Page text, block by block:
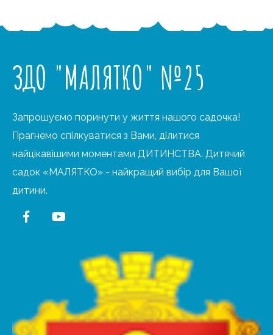
ЗДО "МАЛЯТКО" №25
Запрошуємо поринути у життя нашого садочка!
Прагнемо спілкуватися з Вами, ділитися
найцікавішими моментами ДИТИНСТВА. Дитячий
садок «МАЛЯТКО» - найкращий вибір для Вашої
дитини.